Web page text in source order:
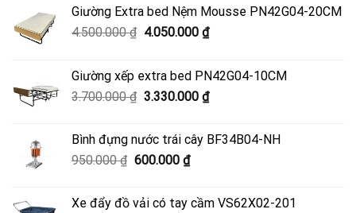
Giường Extra bed Nệm Mousse PN42G04-20CM
4.500.000₫ Giá
4.500.000 ₫.
4.050.000 ₫Giá
là:
4.050.000 ₫.
Giường xếp extra bed PN42G04-10CM
3.700.000₫ Giá
3.700.000 ₫.
3.330.000 ₫Giá
là:
Bình đựng nước trái cây BF34B04-NH
950.000₫ Giá
950.000 ₫.
600.000 ₫Giá
là:
Xe đẩy đồ vải có tay cầm VS62X02-201